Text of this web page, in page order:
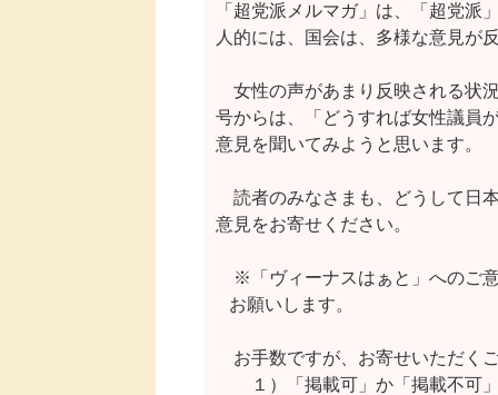
「超党派メルマガ」は、「超党派
人的には、国会は、多様な意見が
女性の声があまり反映される状
号からは、「どうすれば女性議員
意見を聞いてみようと思います。
読者のみなさまも、どうして日
意見をお寄せください。
※「ヴィーナスはぁと」へのご
   お願いします。
お手数ですが、お寄せいただく
　１）「掲載可」か「掲載不可